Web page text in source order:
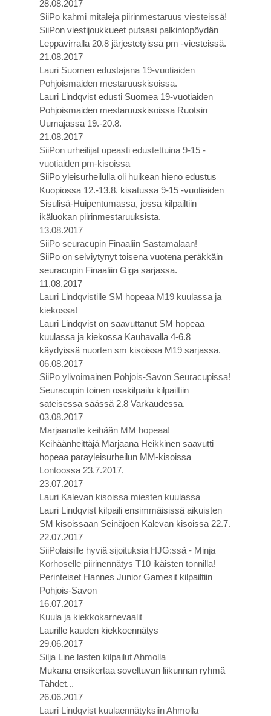
28.08.2017
SiiPo kahmi mitaleja piirinmestaruus viesteissä!
SiiPon viestijoukkueet putsasi palkintopöydän
Leppävirralla 20.8 järjestetyissä pm -viesteissä.
21.08.2017
Lauri Suomen edustajana 19-vuotiaiden
Pohjoismaiden mestaruuskisoissa.
Lauri Lindqvist edusti Suomea 19-vuotiaiden
Pohjoismaiden mestaruuskisoissa Ruotsin
Uumajassa 19.-20.8.
21.08.2017
SiiPon urheilijat upeasti edustettuina 9-15 -
vuotiaiden pm-kisoissa
SiiPo yleisurheilulla oli huikean hieno edustus
Kuopiossa 12.-13.8. kisatussa 9-15 -vuotiaiden
Sisulisä-Huipentumassa, jossa kilpailtiin
ikäluokan piirinmestaruuksista.
13.08.2017
SiiPo seuracupin Finaaliin Sastamalaan!
SiiPo on selviytynyt toisena vuotena peräkkäin
seuracupin Finaaliin Giga sarjassa.
11.08.2017
Lauri Lindqvistille SM hopeaa M19 kuulassa ja
kiekossa!
Lauri Lindqvist on saavuttanut SM hopeaa
kuulassa ja kiekossa Kauhavalla 4-6.8
käydyissä nuorten sm kisoissa M19 sarjassa.
06.08.2017
SiiPo ylivoimainen Pohjois-Savon Seuracupissa!
Seuracupin toinen osakilpailu kilpailtiin
sateisessa säässä 2.8 Varkaudessa.
03.08.2017
Marjaanalle keihään MM hopeaa!
Keihäänheittäjä Marjaana Heikkinen saavutti
hopeaa parayleisurheilun MM-kisoissa
Lontoossa 23.7.2017.
23.07.2017
Lauri Kalevan kisoissa miesten kuulassa
Lauri Lindqvist kilpaili ensimmäisissä aikuisten
SM kisoissaan Seinäjoen Kalevan kisoissa 22.7.
22.07.2017
SiiPolaisille hyviä sijoituksia HJG:ssä - Minja
Korhoselle piirinennätys T10 ikäisten tonnilla!
Perinteiset Hannes Junior Gamesit kilpailtiin
Pohjois-Savon
16.07.2017
Kuula ja kiekkokarnevaalit
Laurille kauden kiekkoennätys
29.06.2017
Silja Line lasten kilpailut Ahmolla
Mukana ensikertaa soveltuvan liikunnan ryhmä
Tähdet...
26.06.2017
Lauri Lindqvist kuulaennätyksiin Ahmolla